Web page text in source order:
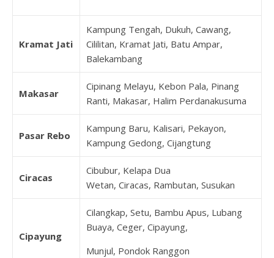
Kramat Jati
Kampung Tengah, Dukuh, Cawang,
Cililitan, Kramat Jati, Batu Ampar,
Balekambang
Makasar
Cipinang Melayu, Kebon Pala, Pinang
Ranti, Makasar, Halim Perdanakusuma
Pasar Rebo
Kampung Baru, Kalisari, Pekayon,
Kampung Gedong, Cijangtung
Ciracas
Cibubur, Kelapa Dua
Wetan, Ciracas, Rambutan, Susukan
Cipayung
Cilangkap, Setu, Bambu Apus, Lubang
Buaya, Ceger, Cipayung,
Munjul, Pondok Ranggon